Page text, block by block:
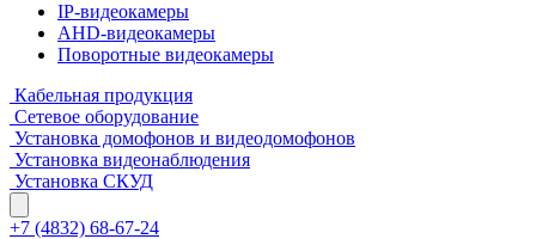
IP-видеокамеры
AHD-видеокамеры
Поворотные видеокамеры
Кабельная продукция
Сетевое оборудование
Установка домофонов и видеодомофонов
Установка видеонаблюдения
Установка СКУД
+7 (4832) 68-67-24